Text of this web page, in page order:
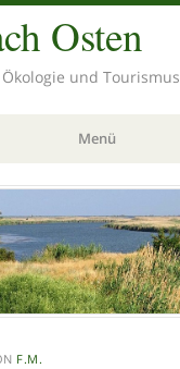
Osten
und Tourismus
Menü
F.M.